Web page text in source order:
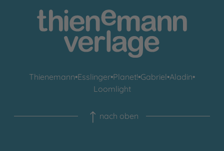
Thienemann•Esslinger•Planet!•Gabriel•Aladin•
Loomlight
nach oben